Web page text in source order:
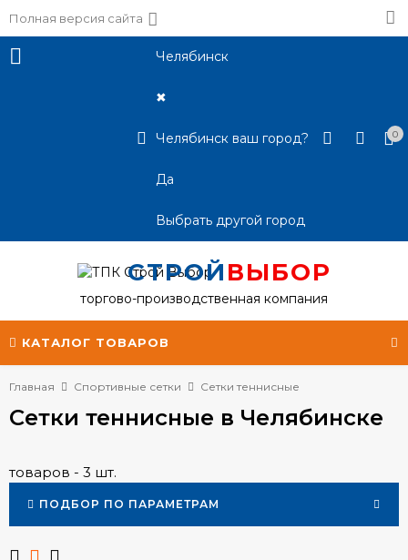
Полная версия сайта
Челябинск
✖
Челябинск ваш город?
Да
Выбрать другой город
0
СТРОЙВЫБОР
торгово-производственная компания
КАТАЛОГ ТОВАРОВ
Главная Спортивные сетки Сетки теннисные
Сетки теннисные в Челябинске
товаров - 3 шт.
ПОДБОР ПО ПАРАМЕТРАМ